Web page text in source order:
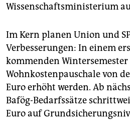
Wissenschaftsministerium
Im Kern planen Union und
Verbesserungen: In einem
kommenden Wintersemester
Wohnkostenpauschale von
Euro erhöht werden. Ab
Bafög-Bedarfssätze
Euro auf